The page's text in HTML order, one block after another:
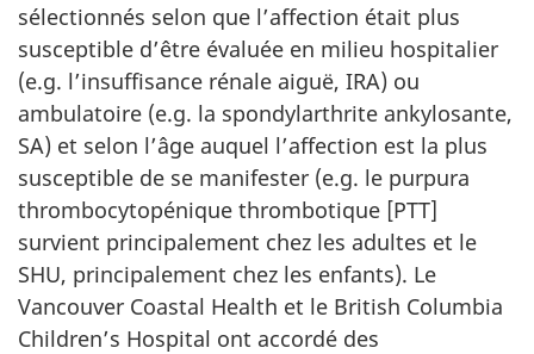
sélectionnés selon que l’affection était plus
susceptible d’être évaluée en milieu hospitalier
(e.g. l’insuffisance rénale aiguë, IRA) ou
ambulatoire (e.g. la spondylarthrite ankylosante,
SA) et selon l’âge auquel l’affection est la plus
susceptible de se manifester (e.g. le purpura
thrombocytopénique thrombotique [PTT]
survient principalement chez les adultes et le
SHU, principalement chez les enfants). Le
Vancouver Coastal Health et le British Columbia
Children’s Hospital ont accordé des